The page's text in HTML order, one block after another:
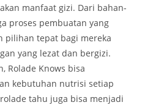
manfaat gizi. Dari bahan-
proses pembuatan yang
pilihan tepat bagi mereka
yang lezat dan bergizi.
Rolade Knows bisa
kebutuhan nutrisi setiap
tahu juga bisa menjadi